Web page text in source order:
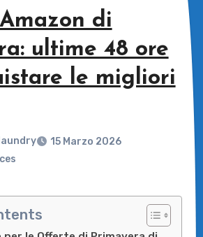
di
ultime 48 ore
le migliori
15 Marzo 2026